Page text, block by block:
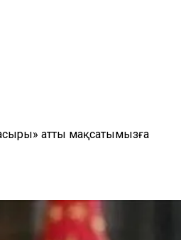
атты мақсатымызға